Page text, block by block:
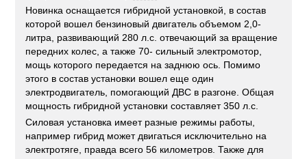
Новинка оснащается гибридной установкой, в состав
которой вошел бензиновый двигатель объемом 2,0-
литра, развивающий 280 л.с. отвечающий за вращение
передних колес, а также 70- сильный электромотор,
мощь которого передается на заднюю ось. Помимо
этого в состав установки вошел еще один
электродвигатель, помогающий ДВС в разгоне. Общая
мощность гибридной установки составляет 350 л.с.
Силовая установка имеет разные режимы работы,
например гибрид может двигаться исключительно на
электротяге, правда всего 56 километров. Также для